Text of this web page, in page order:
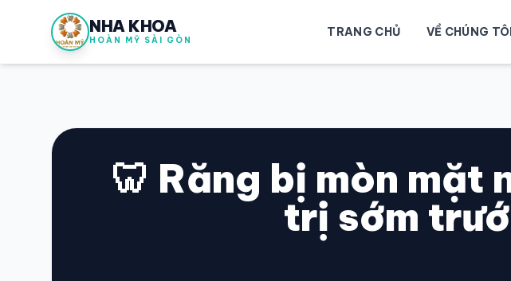
NHA KHOA
HOÀN MỸ SÀI GÒN
TRANG CHỦ VỀ CHÚNG
🦷 Răng bị mòn mặt
trị sớm